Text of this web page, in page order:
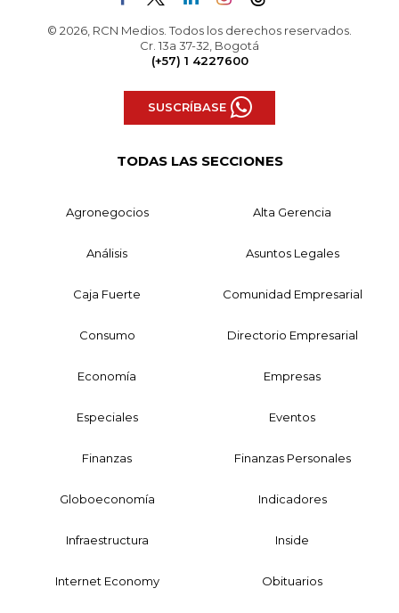
© 2026, RCN Medios. Todos los derechos reservados.
Cr. 13a 37-32, Bogotá
(+57) 1 4227600
SUSCRÍBASE
TODAS LAS SECCIONES
Agronegocios Alta Gerencia
Análisis Asuntos Legales
Caja Fuerte Comunidad Empresarial
Consumo Directorio Empresarial
Economía Empresas
Especiales Eventos
Finanzas Finanzas Personales
Globoeconomía Indicadores
Infraestructura Inside
Internet Economy Obituarios